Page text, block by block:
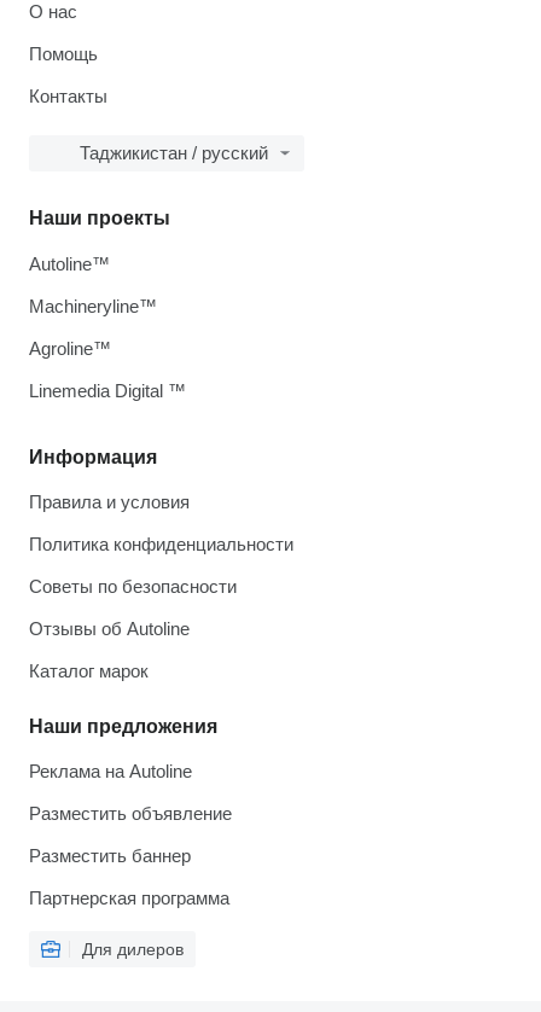
О нас
Помощь
Контакты
Таджикистан / русский
Информация
Правила и условия
Политика конфиденциальности
Советы по безопасности
Отзывы об Autoline
Каталог марок
Наши предложения
Реклама на Autoline
Разместить объявление
Разместить баннер
Партнерская программа
Для дилеров
Наши проекты
Autoline™
Machineryline™
Agroline™
Linemedia Digital ™